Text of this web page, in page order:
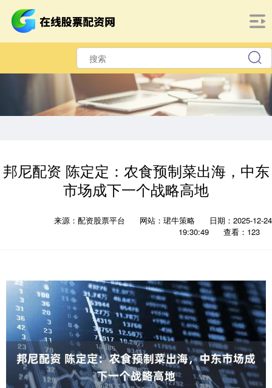
邦尼配资 陈定定：农食预制菜出海，中东
市场成下一个战略高地
来源：配资股票平台 网站：珺牛策略
日期：2025-12-24
19:30:49
查看：123